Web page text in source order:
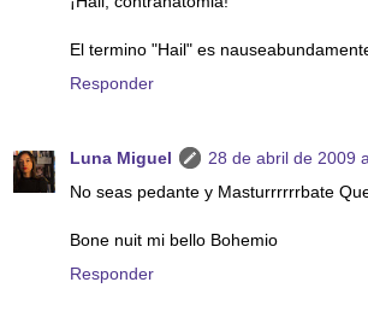
El termino "Hail" es
Responder
Luna Miguel
28 de abril de 2009
No seas pedante y Masturrrrrrbate
Bone nuit mi bello Bohemio
Responder